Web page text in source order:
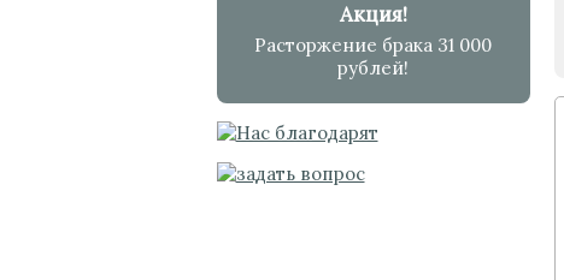
Акция!
Расторжение брака 31 000
рублей!